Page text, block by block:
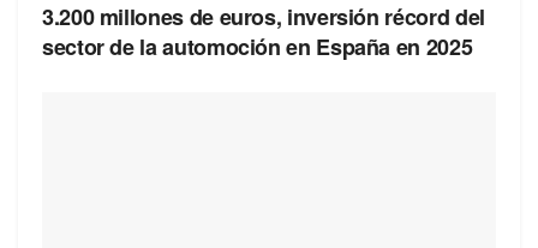
3.200 millones de euros, inversión récord del
sector de la automoción en España en 2025